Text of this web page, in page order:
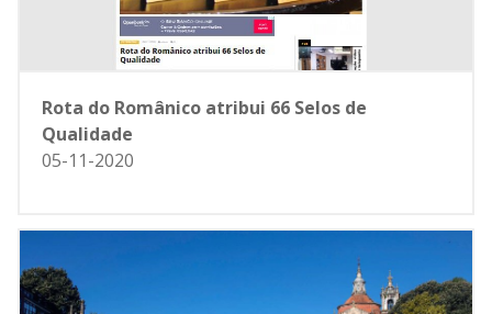
Rota do Românico atribui 66 Selos de
Qualidade
05-11-2020